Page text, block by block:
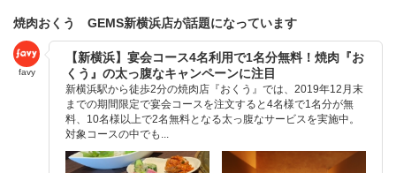
焼肉おくう GEMS新横浜店が話題になっています
favy
【新横浜】宴会コース4名利用で1名分無料！焼肉『お
くう』の太っ腹なキャンペーンに注目
新横浜駅から徒歩2分の焼肉店『おくう』では、2019年12月末
までの期間限定で宴会コースを注文すると4名様で1名分が無
料、10名様以上で2名無料となる太っ腹なサービスを実施中。
対象コースの中でも...